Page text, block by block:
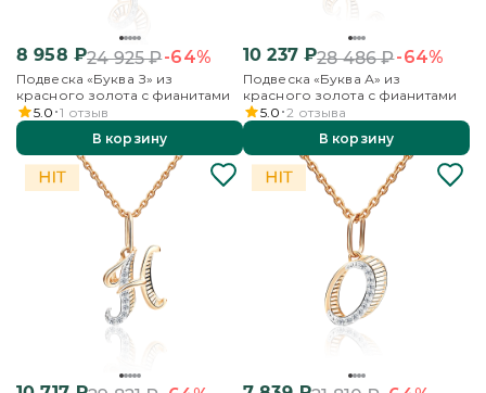
8 958 ₽24 925₽-64%
Подвеска «Буква З» из
красного золота с фианитами
5.0 1 отзыв
В корзину
10 237₽28 486₽-64%
Подвеска «Буква А» из
красного золота с фианитами
5.0 2 отзыва
В корзину